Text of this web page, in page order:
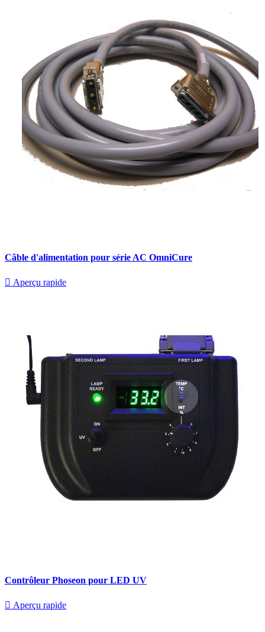
Câble d'alimentation pour série AC OmniCure
 Aperçu rapide
Contrôleur Phoseon pour LED UV
 Aperçu rapide